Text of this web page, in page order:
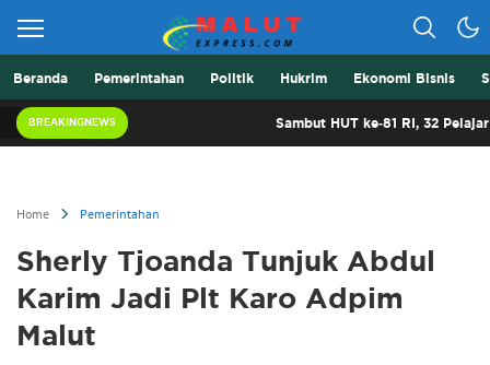
Malut Express
Beranda Pemerintahan Politik Hukrim Ekonomi Bisnis
BREAKINGNEWS Sambut HUT ke-81 RI, 32
Home Pemerintahan
Sherly Tjoanda Tunjuk Abdul
Karim Jadi Plt Karo Adpim
Malut